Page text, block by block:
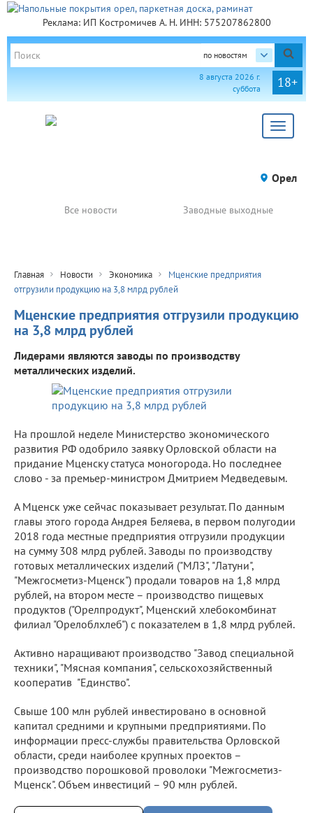
Реклама: ИП Костромичев А. Н. ИНН: 575207862800
по новостям
18+
8 августа 2026 г.
суббота
Toggle
Орел
Все новости Заводные выходные
Главная Новости Экономика
Мценские предприятия
отгрузили продукцию на 3,8 млрд рублей
Мценские предприятия отгрузили продукцию
на 3,8 млрд рублей
Лидерами являются заводы по производству
металлических изделий.
На прошлой неделе Министерство экономического
развития РФ одобрило заявку Орловской области на
придание Мценску статуса моногорода. Но последнее
слово - за премьер-министром Дмитрием Медведевым.
А Мценск уже сейчас показывает результат. По данным
главы этого города Андрея Беляева, в первом полугодии
2018 года местные предприятия отгрузили продукции
на сумму 308 млрд рублей. Заводы по производству
готовых металлических изделий ("МЛЗ", "Латуни",
"Межгосметиз-Мценск") продали товаров на 1,8 млрд
рублей, на втором месте – производство пищевых
продуктов ("Орелпродукт", Мценский хлебокомбинат
филиал "Орелоблхлеб") с показателем в 1,8 млрд рублей.
Активно наращивают производство "Завод специальной
техники", "Мясная компания", сельскохозяйственный
кооператив "Единство".
Свыше 100 млн рублей инвестировано в основной
капитал средними и крупными предприятиями. По
информации пресс-службы правительства Орловской
области, среди наиболее крупных проектов –
производство порошковой проволоки "Межгосметиз-
Мценск". Объем инвестиций – 90 млн рублей.